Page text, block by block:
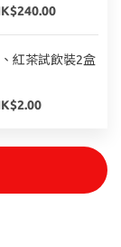
紅茶試飲裝2盒